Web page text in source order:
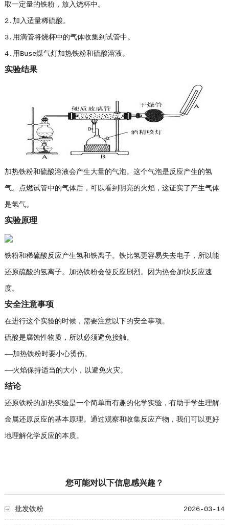
取一定量的铁粉，放入烧杯中。
2.加入适量稀硫酸。
3.用滴管将烧杯中的气体收集到试管中。
4.用Buse煤气灯加热铁粉和硫酸溶液。
实验结果
加热铁粉和硫酸溶液会产生大量的气泡。这个气泡是反应产生的氢
气。点燃试管中的气体后，可以看到明亮的火焰，这证实了产生气体
是氢气。
实验原理
铁粉和稀硫酸反应产生氢和铁离子。铁比氢更容易失去电子，所以能
还原硫酸的氢离子。加热铁粉会使反应剧烈。因为热会加快反应速
度。
安全注意事项
在进行这个实验的时候，需要注意以下的安全事项。
硫酸是腐蚀性物质，所以必须避免接触。
——加热铁粉时要小心烫伤。
——火焰保持适当的大小，以避免火灾。
结论
还原铁粉的加热实验是一个简单而有趣的化学实验，有助于学生理解
金属还原反应的基本原理。通过观察和收集反应产物，我们可以更好
地理解化学反应的本质。
您可能对以下信息感兴趣？
2026-03-14
批发铁粉